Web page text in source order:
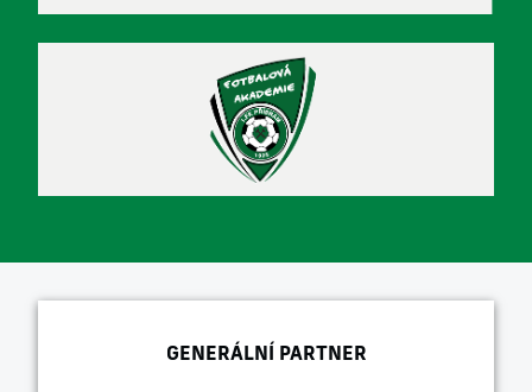
GENERÁLNÍ PARTNER